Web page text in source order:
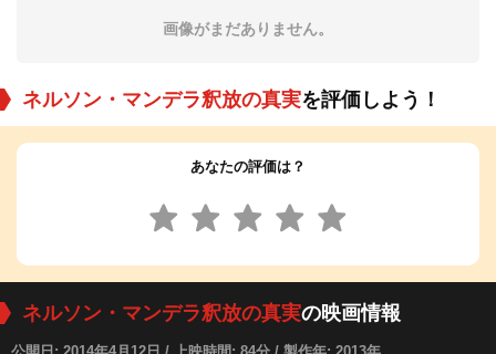
画像がまだありません。
ネルソン・マンデラ釈放の真実を評価しよう！
あなたの評価は？
ネルソン・マンデラ釈放の真実の映画情報